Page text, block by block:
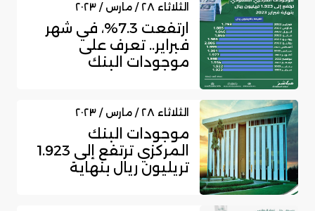
الثلاثاء ٢٨ / مارس / ٢٠٢٣
ارتفعت 7.3%، في شهر
فبراير.. تعرف على
موجودات البنك
الثلاثاء ٢٨ / مارس / ٢٠٢٣
موجودات البنك
المركزي ترتفع إلى 1.923
تريليون ريال بنهاية